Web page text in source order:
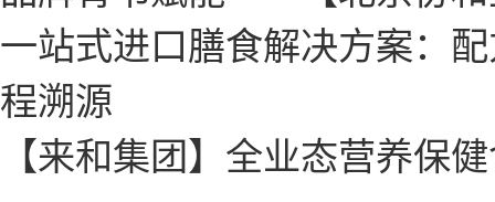
一站式进口膳食解决方案：
程溯源
【来和集团】全业态营养保